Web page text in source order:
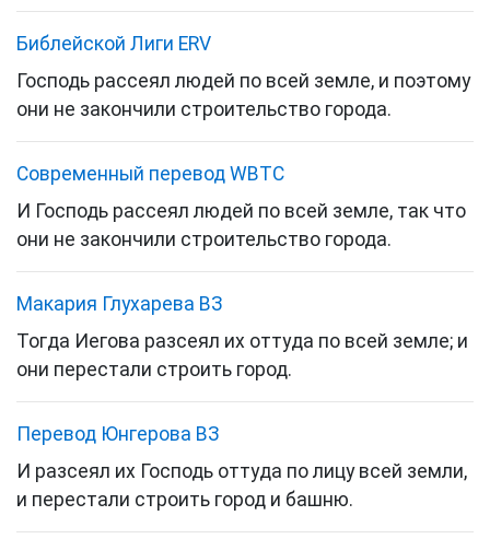
Библейской Лиги ERV
Господь рассеял людей по всей земле, и поэтому
они не закончили строительство города.
Cовременный перевод WBTC
И Господь рассеял людей по всей земле, так что
они не закончили строительство города.
Макария Глухарева ВЗ
Тогда Иегова разсеял их оттуда по всей земле; и
они перестали строить город.
Перевод Юнгерова ВЗ
И разсеял их Господь оттуда по лицу всей земли,
и перестали строить город и башню.